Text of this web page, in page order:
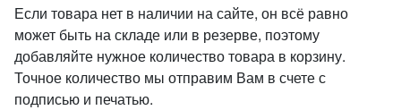
Если товара нет в наличии на сайте, он всё равно
может быть на складе или в резерве, поэтому
добавляйте нужное количество товара в корзину.
Точное количество мы отправим Вам в счете с
подписью и печатью.